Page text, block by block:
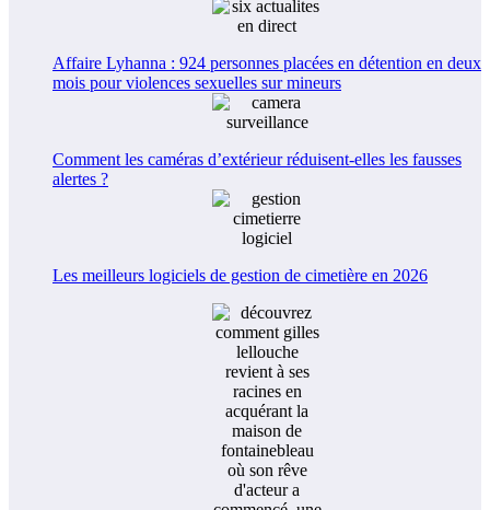
Affaire Lyhanna : 924 personnes placées en détention en deux
mois pour violences sexuelles sur mineurs
Comment les caméras d’extérieur réduisent-elles les fausses
alertes ?
Les meilleurs logiciels de gestion de cimetière en 2026